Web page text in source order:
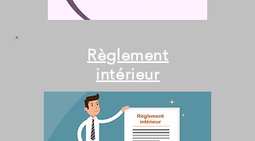
Règlement
intérieur